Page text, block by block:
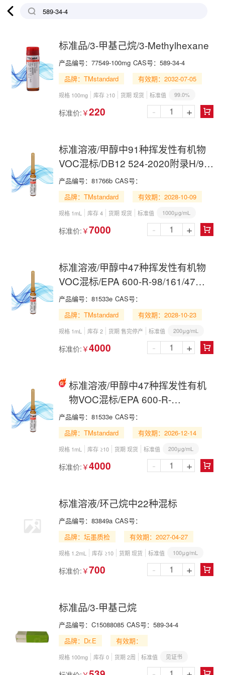

标准品/3-甲基己烷/3-Methylhexane
产品编号： 77549-100mg CAS号： 589-34-4
品牌：TMstandard
有效期：2032-07-05
规格 100mg 库存 ≥10 货期 现货 标准值 99.0%
标准价: ￥220 
- +
标准溶液/甲醇中91种挥发性有机物
VOC混标/DB12 524-2020附录H/91
VOCs Mix in Methanol
产品编号： 81766b CAS号：
品牌：TMstandard
有效期：2028-10-09
规格 1mL 库存 4 货期 现货 标准值 1000μg/mL
标准价: ￥7000 
- +
标准溶液/甲醇中47种挥发性有机物
VOC混标/EPA 600-R-98/161/47
VOCs Mix in Methanol
产品编号： 81533e CAS号：
品牌：TMstandard
有效期：2028-10-23
规格 1mL 库存 2 货期 售完停产 标准值 200μg/mL
标准价: ￥4000 
- +
标准溶液/甲醇中47种挥发性有机
物VOC混标/EPA 600-R-
98/161/47 VOCs Mix in Methanol
产品编号： 81533e CAS号：
品牌：TMstandard
有效期：2026-12-14
规格 1mL 库存 ≥10 货期 现货 标准值 200μg/mL
标准价: ￥4000 
- +
标准溶液/环己烷中22种混标
产品编号： 83849a CAS号：
品牌：坛墨质检
有效期：2027-04-27
规格 1.2mL 库存 ≥10 货期 现货 标准值 100μg/mL
标准价: ￥700 
- +
标准品/3-甲基己烷
产品编号： C15088085 CAS号： 589-34-4
品牌：Dr.E
有效期：
规格 100mg 库存 0 货期 2周 标准值 见证书
